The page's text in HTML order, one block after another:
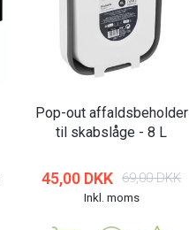
Pop-out affaldsbeholder
til skabslåge - 8 L
45,00 DKK 69,00 DKK
Inkl. moms